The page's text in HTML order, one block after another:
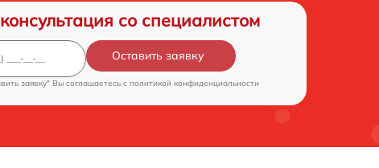
со специалистом
Оставить заявку
заявку" Вы соглашаетесь c политикой конфиденциальности